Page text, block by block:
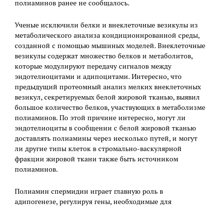
полиаминов ранее не сообщалось.
Ученые исключили белки и внеклеточные везикулы из
метаболического анализа кондиционированной среды,
созданной с помощью мышиных моделей. Внеклеточные
везикулы содержат множество белков и метаболитов,
которые модулируют передачу сигналов между
эндотелиоцитами и адипоцитами. Интересно, что
предыдущий протеомный анализ мелких внеклеточных
везикул, секретируемых белой жировой тканью, выявил
большое количество белков, участвующих в метаболизме
полиаминов. По этой причине интересно, могут ли
эндотелиоциты в сообщении с белой жировой тканью
доставлять полиамины через несколько путей, и могут
ли другие типы клеток в стромально-васкулярной
фракции жировой ткани также быть источником
полиаминов.
Полиамин спермидин играет главную роль в
адипогенезе, регулируя гены, необходимые для